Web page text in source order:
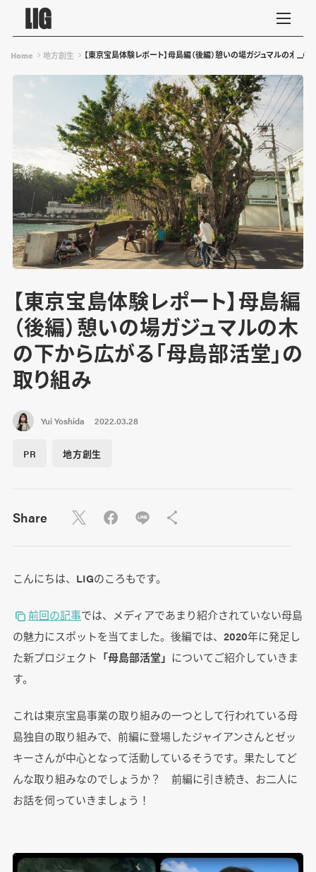
Home 地方創生 【東京宝島体験レポート】母島編（後編）憩いの場ガジュマルの木の
【東京宝島体験レポート】母島編
（後編）憩いの場ガジュマルの木
の下から広がる「母島部活堂」の
取り組み
Yui Yoshida 2022.03.28
PR 地方創生
Share
こんにちは、LIGのころもです。
前回の記事では、メディアであまり紹介されていない母島
の魅力にスポットを当てました。後編では、2020年に発足し
た新プロジェクト 「母島部活堂」 についてご紹介していきま
す。
これは東京宝島事業の取り組みの一つとして行われている母
島独自の取り組みで、前編に登場したジャイアンさんとゼッ
キーさんが中心となって活動しているそうです。果たしてど
んな取り組みなのでしょうか？ 前編に引き続き、お二人に
お話を伺っていきましょう！